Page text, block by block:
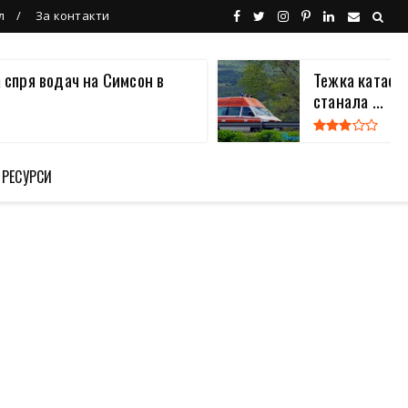
За контакти
водач на Симсон в
Тежка
станала ...